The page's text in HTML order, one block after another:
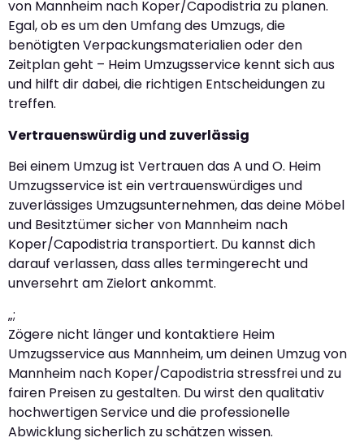
von Mannheim nach Koper/Capodistria zu planen.
Egal, ob es um den Umfang des Umzugs, die
benötigten Verpackungsmaterialien oder den
Zeitplan geht – Heim Umzugsservice kennt sich aus
und hilft dir dabei, die richtigen Entscheidungen zu
treffen.
Vertrauenswürdig und zuverlässig
Bei einem Umzug ist Vertrauen das A und O. Heim
Umzugsservice ist ein vertrauenswürdiges und
zuverlässiges Umzugsunternehmen, das deine Möbel
und Besitztümer sicher von Mannheim nach
Koper/Capodistria transportiert. Du kannst dich
darauf verlassen, dass alles termingerecht und
unversehrt am Zielort ankommt.
„;
Zögere nicht länger und kontaktiere Heim
Umzugsservice aus Mannheim, um deinen Umzug von
Mannheim nach Koper/Capodistria stressfrei und zu
fairen Preisen zu gestalten. Du wirst den qualitativ
hochwertigen Service und die professionelle
Abwicklung sicherlich zu schätzen wissen.